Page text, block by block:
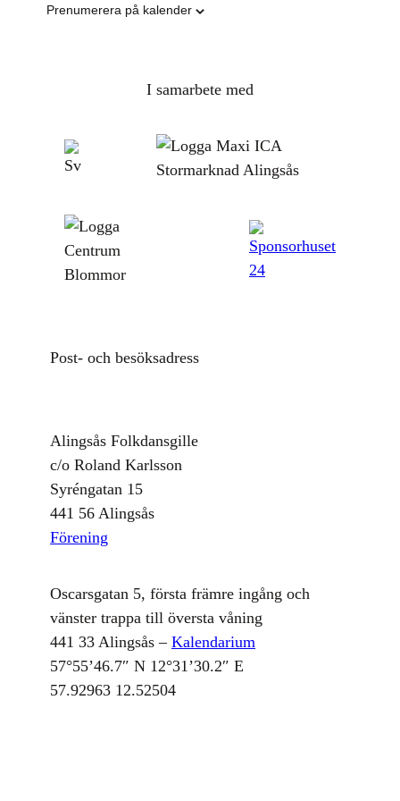
Prenumerera på kalender
I samarbete med
Post- och besöksadress
Alingsås Folkdansgille
c/o Roland Karlsson
Syréngatan 15
441 56 Alingsås
Förening
Oscarsgatan 5, första främre ingång och
vänster trappa till översta våning
441 33 Alingsås – Kalendarium
57°55’46.7″ N 12°31’30.2″ E
57.92963 12.52504